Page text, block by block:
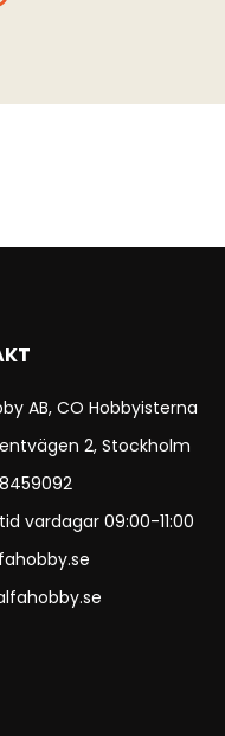
AB, CO Hobbyisterna
2, Stockholm
vardagar 09:00-11:00